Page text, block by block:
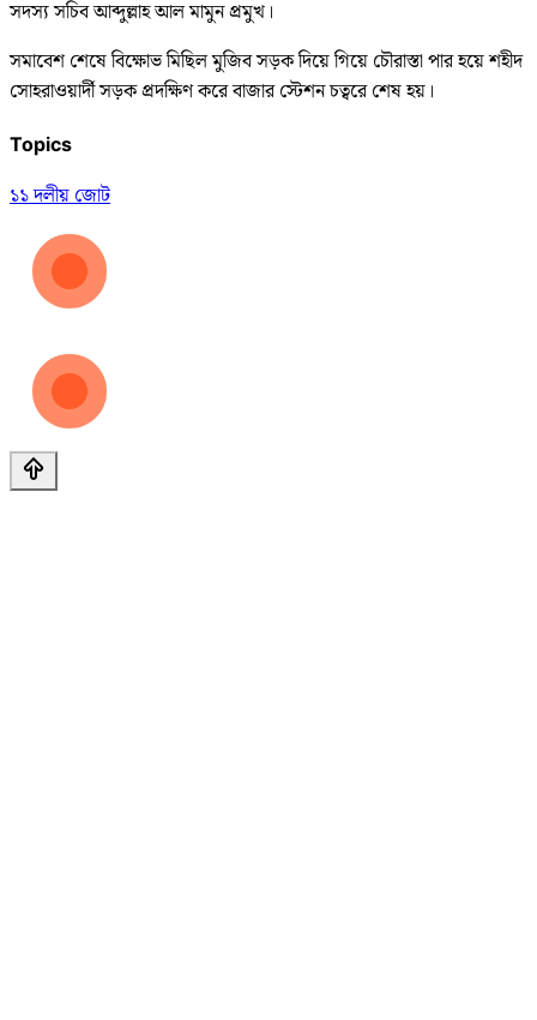
সদস্য সচিব আব্দুল্লাহ আল মামুন প্রমুখ।
সমাবেশ শেষে বিক্ষোভ মিছিল মুজিব সড়ক দিয়ে গিয়ে চৌরাস্তা পার হয়ে শহীদ
সোহরাওয়ার্দী সড়ক প্রদক্ষিণ করে বাজার স্টেশন চত্বরে শেষ হয়।
Topics
১১ দলীয় জোট